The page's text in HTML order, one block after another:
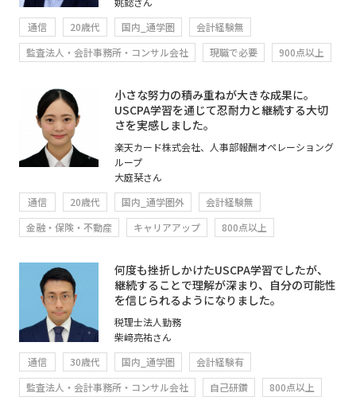
通信
20歳代 国内_通学圏
会計経験無
監査法人・会計事務所・コンサル会社
現職で必要 900点以上
小さな努力の積み重ねが大きな成果に。
USCPA学習を通じて忍耐力と継続する大切
さを実感しました。
楽天カード株式会社、人事部報酬オペレーショング
ループ
大庭栞さん
通信
20歳代 国内_通学圏外
会計経験無
金融・保険・不動産
キャリアアップ 800点以上
何度も挫折しかけたUSCPA学習でしたが、
継続することで理解が深まり、自分の可能性
を信じられるようになりました。
税理士法人勤務
柴﨑亮祐さん
通信
30歳代 国内_通学圏
会計経験有
監査法人・会計事務所・コンサル会社
自己研鑽 800点以上